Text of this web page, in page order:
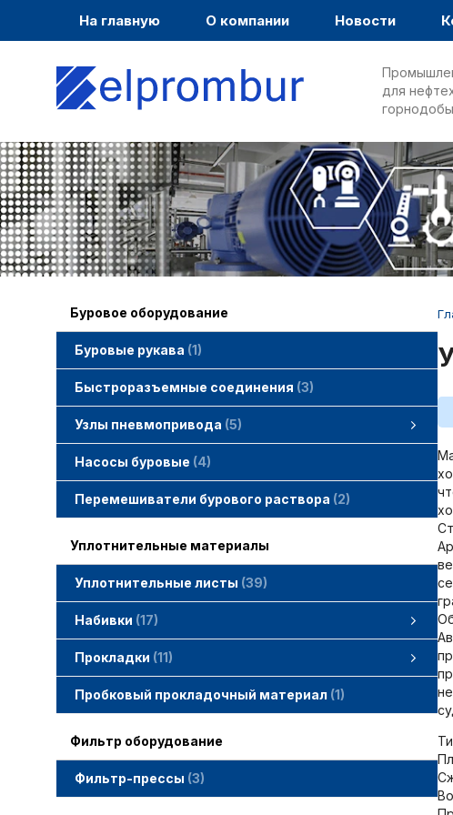
На главную О компании Новости
для
Буровое оборудование
Буровые рукава 1
Быстроразъемные соединения 3
Узлы пневмопривода 5
Насосы буровые 4
Перемешиватели бурового раствора 2
Уплотнительные материалы
Уплотнительные листы 39
Набивки 17
Прокладки 11
Пробковый прокладочный материал 1
Фильтр оборудование
Фильтр-прессы 3